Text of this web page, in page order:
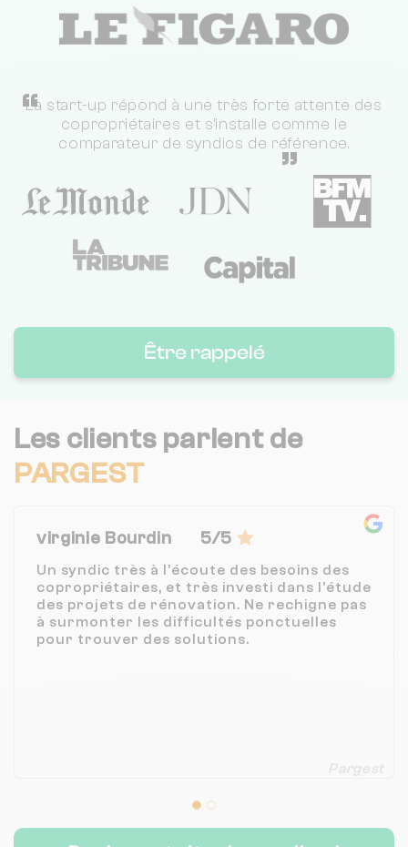
“
La start-up répond à une très forte attente des
copropriétaires et s'installe comme le
comparateur de syndics de référence.
”
Être rappelé
Les clients parlent de
PARGEST
virginie Bourdin 5/5
Un syndic très à l'écoute des besoins des
copropriétaires, et très investi dans l'étude
des projets de rénovation. Ne rechigne pas
à surmonter les difficultés ponctuelles
pour trouver des solutions.
Pargest